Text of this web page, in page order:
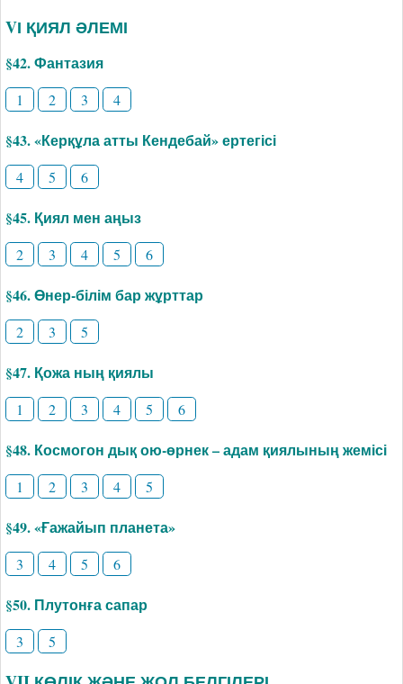
VІ ҚИЯЛ ӘЛЕМІ
§42. Фантазия
1 2 3 4
§43. «Керқұла атты Кендебай» ертегісі
4 5 6
§45. Қиял мен аңыз
2 3 4 5 6
§46. Өнер-білім бар жұрттар
2 3 5
§47. Қожа ның қиялы
1 2 3 4 5 6
§48. Космогон дық ою-өрнек – адам қиялының жемісі
1 2 3 4 5
§49. «Ғажайып планета»
3 4 5 6
§50. Плутонға сапар
3 5